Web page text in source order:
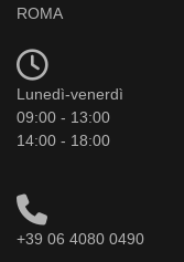
ROMA
Lunedì-venerdì
09:00 - 13:00
14:00 - 18:00
+39 06 4080 0490